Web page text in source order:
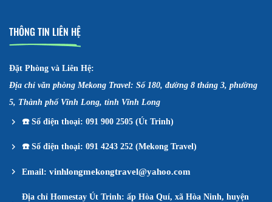
THÔNG TIN LIÊN HỆ
Đặt Phòng và Liên Hệ:
Địa chỉ văn phòng Mekong Travel: Số 180, đường 8 tháng 3, phường
5, Thành phố Vĩnh Long, tỉnh Vĩnh Long
☎️Số điện thoại: 091 900 2505 (Út Trinh)
☎️Số điện thoại: 091 4243 252 (Mekong Travel)
Email: vinhlongmekongtravel@yahoo.com
Địa chỉ Homestay Út Trinh: ấp Hòa Quí, xã Hòa Ninh, huyện